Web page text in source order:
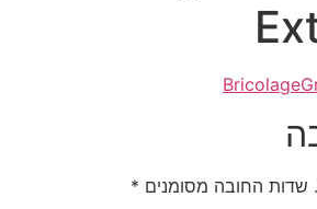
שדות החובה מסומנים *